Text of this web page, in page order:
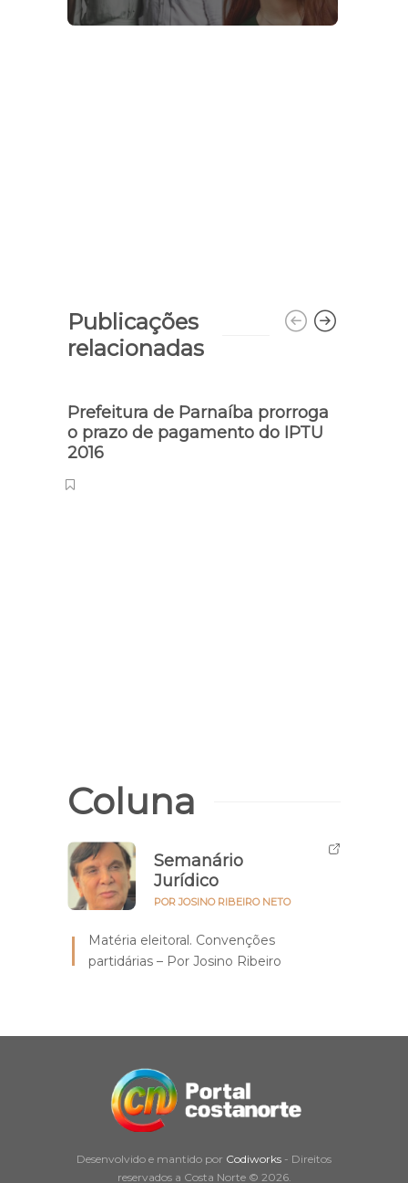
Publicações
relacionadas
Prefeitura de Parnaíba prorroga
o prazo de pagamento do IPTU
2016
Coluna
Semanário
Jurídico
POR JOSINO RIBEIRO NETO
Matéria eleitoral. Convenções
partidárias – Por Josino Ribeiro
Desenvolvido e mantido por Codiworks - Direitos
reservados a Costa Norte © 2026.